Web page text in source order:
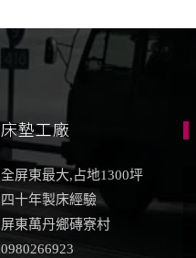
床墊工廠
全屏東最大,占地1300坪
四十年製床經驗
屏東萬丹鄉磚寮村
0980266923